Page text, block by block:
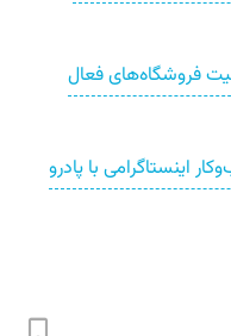
فعالیت فروشگاه‌های فعال